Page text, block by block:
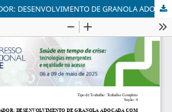
PROJETO INTEGRADOR: DESENVOLVIMENTO DE GRANOLA ADOÇADA COM AÇÚCAR DE COCO